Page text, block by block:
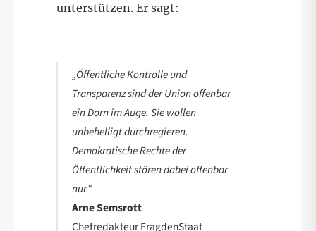
unterstützen. Er sagt:
„Öffentliche Kontrolle und
Transparenz sind der Union offenbar
ein Dorn im Auge. Sie wollen
unbehelligt durchregieren.
Demokratische Rechte der
Öffentlichkeit stören dabei offenbar
nur.“
Arne Semsrott
Chefredakteur FragdenStaat